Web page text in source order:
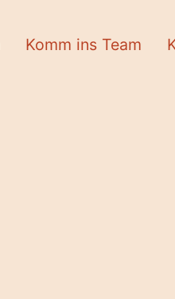
Komm ins Team